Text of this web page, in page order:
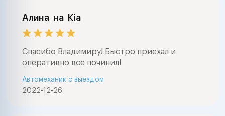
Алина на Kia
Спасибо Владимиру! Быстро приехал и
оперативно все починил!
2022-12-26
Автомеханик с выездом